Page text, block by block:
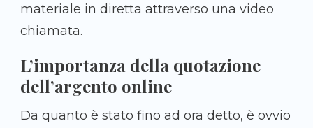
materiale in diretta attraverso una video
chiamata.
L’importanza della quotazione
dell’argento online
Da quanto è stato fino ad ora detto, è ovvio